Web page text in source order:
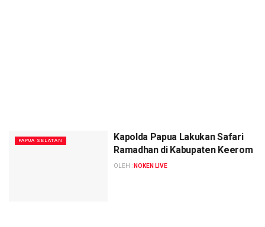
PAPUA SELATAN
Kapolda Papua Lakukan Safari
Ramadhan di Kabupaten Keerom
OLEH : NOKEN LIVE